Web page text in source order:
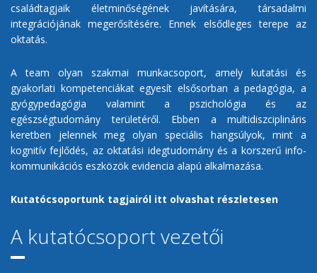
családtagjaik életminőségének javítására, társadalmi
integrációjának megerősítésére. Ennek elsődleges terepe az
oktatás.
A team olyan szakmai munkacsoport, amely kutatási és
gyakorlati kompetenciákat egyesít elsősorban a pedagógia, a
gyógypedagógia valamint a pszichológia és az
egészségtudomány területéről. Ebben a multidiszciplináris
keretben jelennek meg olyan speciális hangsúlyok, mint a
kognitív fejlődés, az oktatási idegtudomány és a korszerű info-
kommunikációs eszközök evidencia alapú alkalmazása.
Kutatócsoportunk tagjairól itt olvashat részletesen
A kutatócsoport vezetői